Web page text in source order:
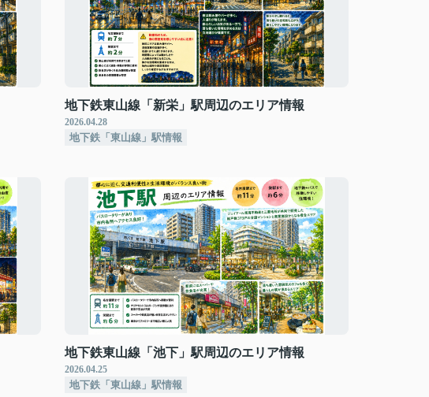
地下鉄東山線「新栄」駅周辺のエリア情報
2026.04.28
地下鉄「東山線」駅情報
地下鉄東山線「池下」駅周辺のエリア情報
2026.04.25
地下鉄「東山線」駅情報